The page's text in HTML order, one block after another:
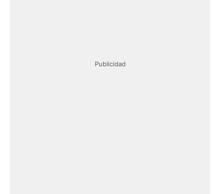
Publicidad